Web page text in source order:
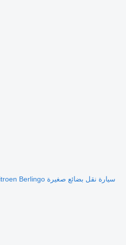
سيارة نقل بضائع صغيرة Citroen Berlingo